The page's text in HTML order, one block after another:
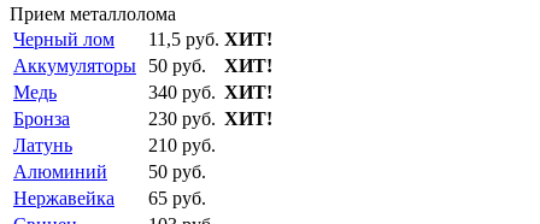
Прием металлолома
Черный лом
11,5 руб. ХИТ!
Аккумуляторы
50 руб.
ХИТ!
Медь
340 руб. ХИТ!
Бронза
230 руб. ХИТ!
Латунь
210 руб.
Алюминий
50 руб.
Нержавейка
65 руб.